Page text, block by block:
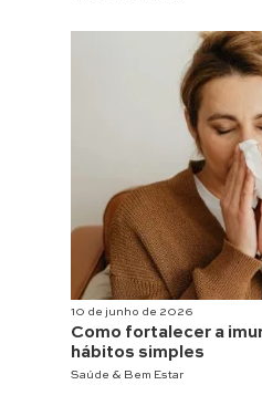
10 de junho de 2026
Como fortalecer a
hábitos simples
Saúde & Bem Estar